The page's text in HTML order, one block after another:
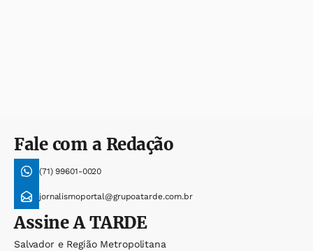
Fale com a Redação
(71) 99601-0020
jornalismoportal@grupoatarde.com.br
AssineA TARDE
Salvador e Região Metropolitana